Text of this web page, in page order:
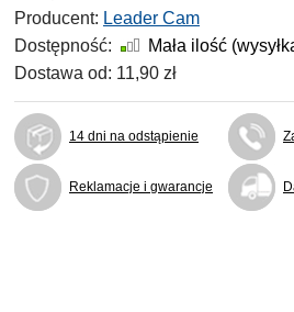
Producent: Leader Cam
Dostępność:
Mała ilość
Dostawa od: 11,90 zł
14 dni na odstąpienie
Reklamacje i gwarancje